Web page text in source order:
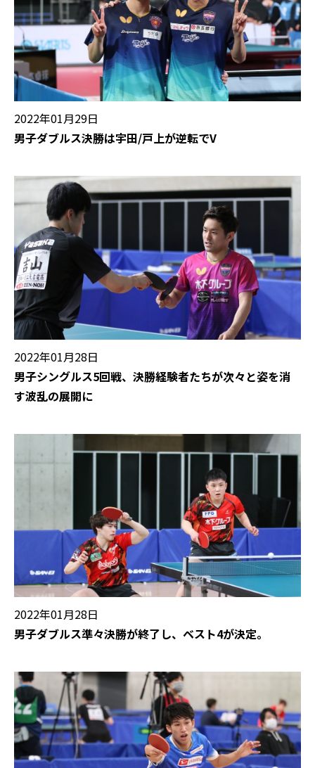
2022年01月29日
男子ダブルス決勝は宇田/戸上が逆転でV
2022年01月28日
男子シングルス5回戦、決勝経験者たちが次々と姿を消
す波乱の展開に
2022年01月28日
男子ダブルス準々決勝が終了し、ベスト4が決定。